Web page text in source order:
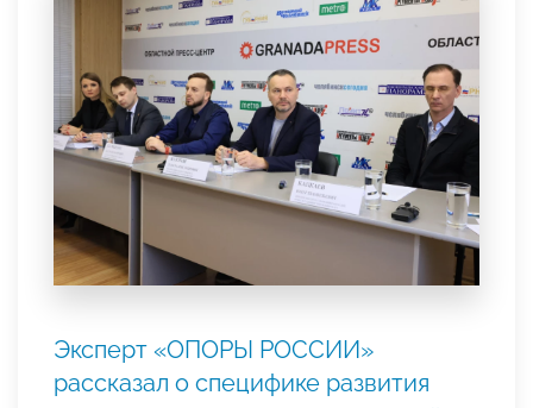
Эксперт «ОПОРЫ РОССИИ»
рассказал о специфике развития